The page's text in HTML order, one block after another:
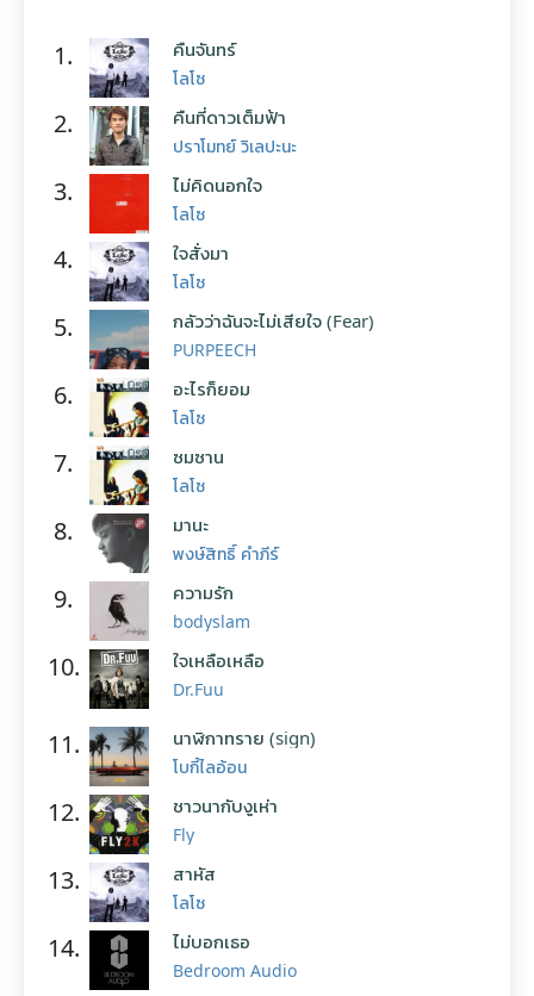
1. คืนจันทร์
โลโซ
2. คืนที่ดาวเต็มฟ้า
ปราโมทย์ วิเลปะนะ
3. ไม่คิดนอกใจ
โลโซ
4. ใจสั่งมา
โลโซ
5. กลัวว่าฉันจะไม่เสียใจ (Fear)
PURPEECH
6. อะไรก็ยอม
โลโซ
7. ซมซาน
โลโซ
8. มานะ
พงษ์สิทธิ์ คำภีร์
9. ความรัก
bodyslam
10. ใจเหลือเหลือ
Dr.Fuu
11. นาฬิกาทราย (sign)
โบกี้ไลอ้อน
12. ชาวนากับงูเห่า
Fly
13. สาหัส
โลโซ
14. ไม่บอกเธอ
Bedroom Audio